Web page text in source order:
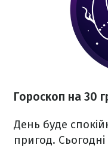
Гороскоп на 30
День буде
пригод.